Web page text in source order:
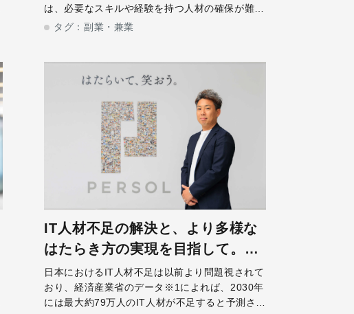
は、必要なスキルや経験を持つ人材の確保が難し
い場面は少なくありません。こうした状況を受
タグ： 副業・兼業
IT人材不足の解決と、より多様な
はたらき方の実現を目指して。フ
リーランス人材の活用という選択
肢。
日本におけるIT人材不足は以前より問題視されて
おり、経済産業省のデータ※1によれば、2030年
には最大約79万人のIT人材が不足すると予測され